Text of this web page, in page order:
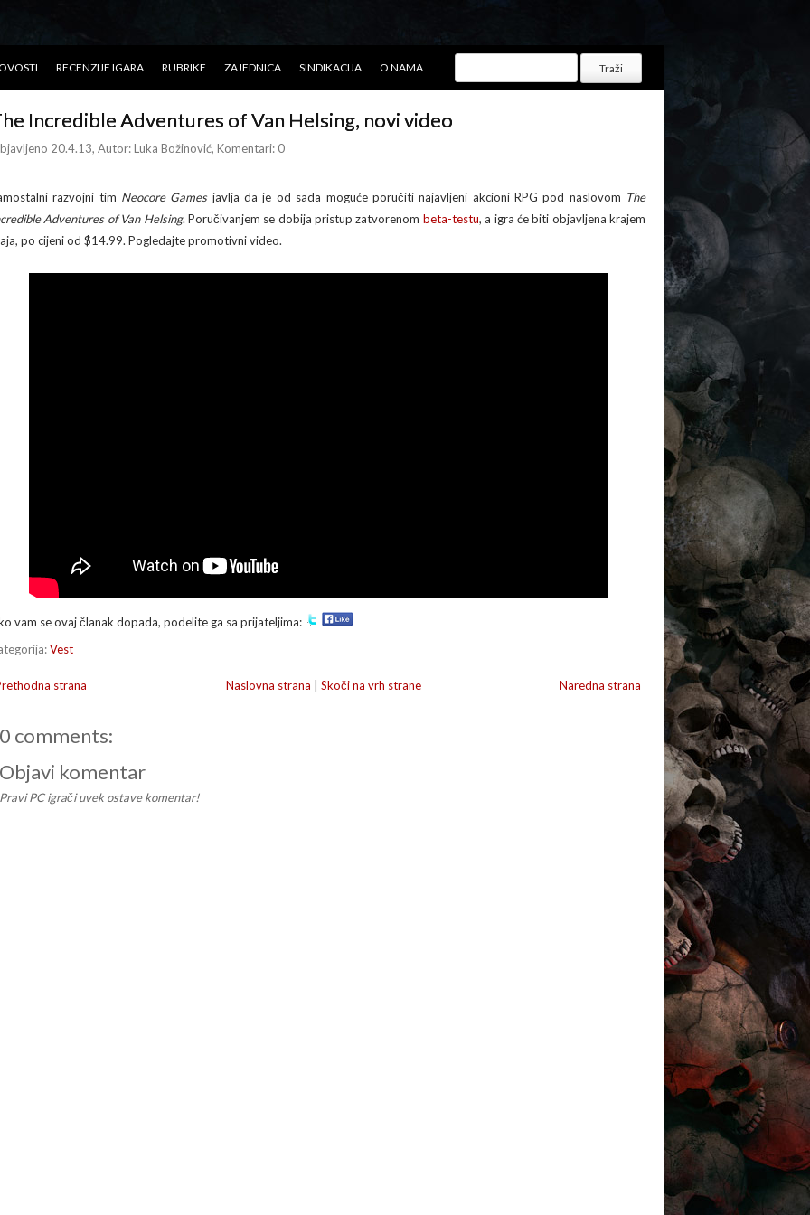
RECENZIJE IGARA RUBRIKE ZAJEDNICA SINDIKACIJA O NAMA
Incredible Adventures of Van Helsing, novi video
20.4.13, Autor:Luka Božinović, Komentari: 0
razvojni tim Neocore Games javlja da je od sada moguće poručiti najavljeni akcioni RPG pod naslovom The
Adventures of Van Helsing. Poručivanjem se dobija pristup zatvorenom beta-testu, a igra će biti objavljena krajem
po cijeni od $14.99. Pogledajte promotivni video.
vam se ovaj članak dopada, podelite ga sa prijateljima:
Vest
Naredna strana
strana Naslovna strana Skoči na vrh strane
0 comments:
Objavi komentar
Pravi PC igrači uvek ostave komentar!